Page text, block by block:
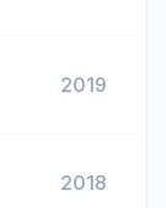
2019
2018